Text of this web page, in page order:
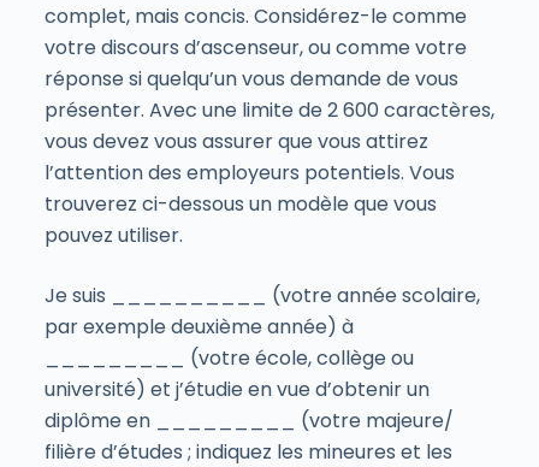
complet, mais concis. Considérez-le comme
votre discours d’ascenseur, ou comme votre
réponse si quelqu’un vous demande de vous
présenter. Avec une limite de 2 600 caractères,
vous devez vous assurer que vous attirez
l’attention des employeurs potentiels. Vous
trouverez ci-dessous un modèle que vous
pouvez utiliser.
Je suis __________ (votre année scolaire,
par exemple deuxième année) à
_________ (votre école, collège ou
université) et j’étudie en vue d’obtenir un
diplôme en _________ (votre majeure/
filière d’études ; indiquez les mineures et les